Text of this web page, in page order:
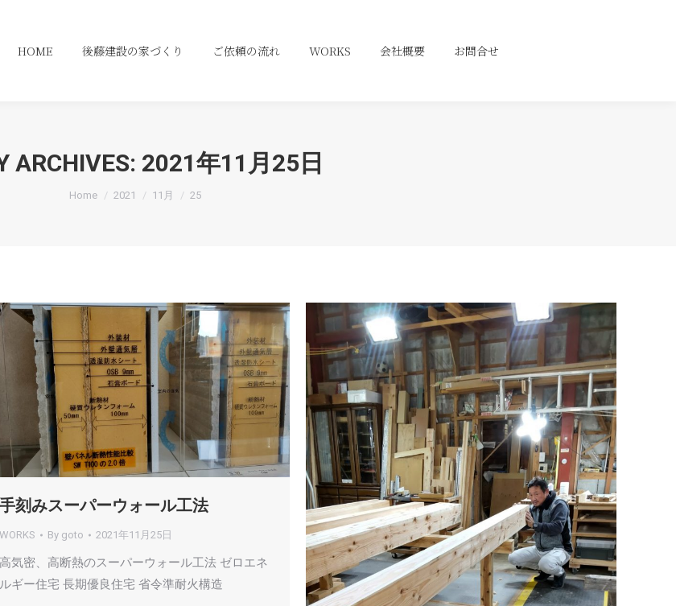
HOME 後藤建設の家づくり ご依頼の流れ WORKS 会社概要 お問合せ
ARCHIVES: 2021年11月25日
You are here:
Home 2021 11月 25
手刻みスーパーウォール工法
WORKS By goto 2021年11月25日
高気密、高断熱のスーパーウォール工法 ゼロエネ
ルギー住宅 長期優良住宅 省令準耐火構造
HOME 後藤建設の家づくり ご依頼の流れ WORKS 会社概要 お問合せ